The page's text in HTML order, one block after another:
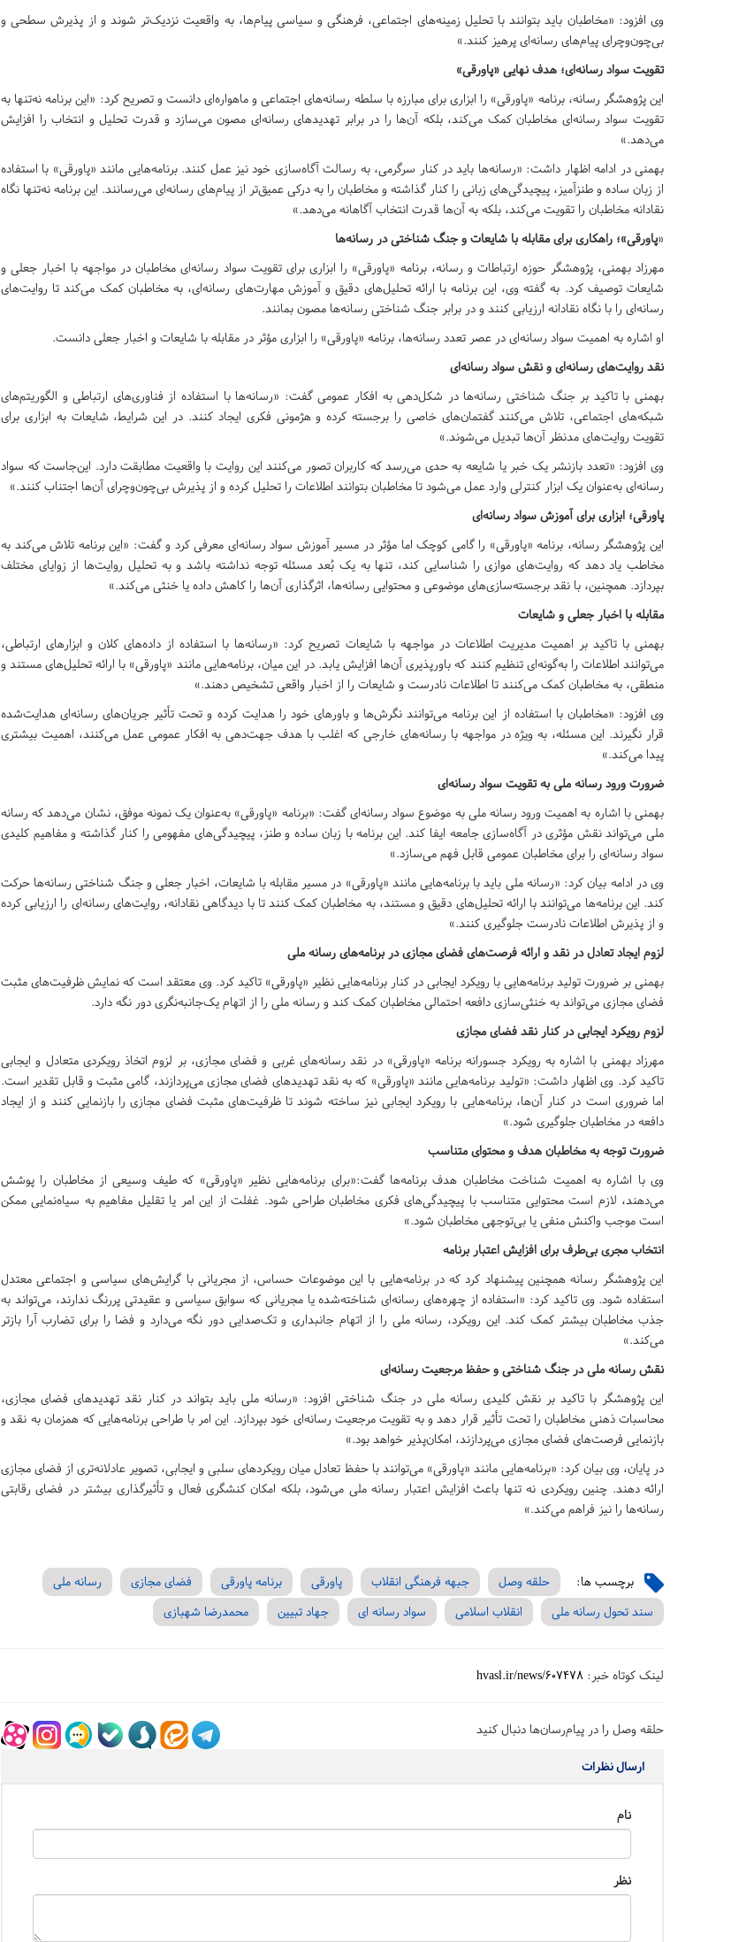
وی افزود: «مخاطبان باید بتوانند با تحلیل زمینه‌های اجتماعی، فرهنگی و سیاسی پیام‌ها، به واقعیت نزدیک‌تر شوند و از پذیرش سطحی و
بی‌چون‌وچرای پیام‌های رسانه‌ای پرهیز کنند.»
تقویت سواد رسانه‌ای؛ هدف نهایی «پاورقی»
این پژوهشگر رسانه، برنامه «پاورقی» را ابزاری برای مبارزه با سلطه رسانه‌های اجتماعی و ماهواره‌ای دانست و تصریح کرد: «این برنامه نه‌تنها به
تقویت سواد رسانه‌ای مخاطبان کمک می‌کند، بلکه آن‌ها را در برابر تهدیدهای رسانه‌ای مصون می‌سازد و قدرت تحلیل و انتخاب را افزایش
می‌دهد.»
بهمنی در ادامه اظهار داشت: «رسانه‌ها باید در کنار سرگرمی، به رسالت آگاه‌سازی خود نیز عمل کنند. برنامه‌هایی مانند «پاورقی» با استفاده
از زبان ساده و طنزآمیز، پیچیدگی‌های زبانی را کنار گذاشته و مخاطبان را به درکی عمیق‌تر از پیام‌های رسانه‌ای می‌رسانند. این برنامه نه‌تنها نگاه
نقادانه مخاطبان را تقویت می‌کند، بلکه به آن‌ها قدرت انتخاب آگاهانه می‌دهد.»
«پاورقی»؛ راهکاری برای مقابله با شایعات و جنگ شناختی در رسانه‌ها
مهرزاد بهمنی، پژوهشگر حوزه ارتباطات و رسانه، برنامه «پاورقی» را ابزاری برای تقویت سواد رسانه‌ای مخاطبان در مواجهه با اخبار جعلی و
شایعات توصیف کرد. به گفته وی، این برنامه با ارائه تحلیل‌های دقیق و آموزش مهارت‌های رسانه‌ای، به مخاطبان کمک می‌کند تا روایت‌های
رسانه‌ای را با نگاه نقادانه ارزیابی کنند و در برابر جنگ شناختی رسانه‌ها مصون بمانند.
او اشاره به اهمیت سواد رسانه‌ای در عصر تعدد رسانه‌ها، برنامه «پاورقی» را ابزاری مؤثر در مقابله با شایعات و اخبار جعلی دانست.
نقد روایت‌های رسانه‌ای و نقش سواد رسانه‌ای
بهمنی با تاکید بر جنگ شناختی رسانه‌ها در شکل‌دهی به افکار عمومی گفت: «رسانه‌ها با استفاده از فناوری‌های ارتباطی و الگوریتم‌های
شبکه‌های اجتماعی، تلاش می‌کنند گفتمان‌های خاصی را برجسته کرده و هژمونی فکری ایجاد کنند. در این شرایط، شایعات به ابزاری برای
تقویت روایت‌های مدنظر آن‌ها تبدیل می‌شوند.»
وی افزود: «تعدد بازنشر یک خبر یا شایعه به حدی می‌رسد که کاربران تصور می‌کنند این روایت با واقعیت مطابقت دارد. این‌جاست که سواد
رسانه‌ای به‌عنوان یک ابزار کنترلی وارد عمل می‌شود تا مخاطبان بتوانند اطلاعات را تحلیل کرده و از پذیرش بی‌چون‌وچرای آن‌ها اجتناب کنند.»
پاورقی؛ ابزاری برای آموزش سواد رسانه‌ای
این پژوهشگر رسانه، برنامه «پاورقی» را گامی کوچک اما مؤثر در مسیر آموزش سواد رسانه‌ای معرفی کرد و گفت: «این برنامه تلاش می‌کند به
مخاطب یاد دهد که روایت‌های موازی را شناسایی کند، تنها به یک بُعد مسئله توجه نداشته باشد و به تحلیل روایت‌ها از زوایای مختلف
بپردازد. همچنین، با نقد برجسته‌سازی‌های موضوعی و محتوایی رسانه‌ها، اثرگذاری آن‌ها را کاهش داده یا خنثی می‌کند.»
مقابله با اخبار جعلی و شایعات
بهمنی با تاکید بر اهمیت مدیریت اطلاعات در مواجهه با شایعات تصریح کرد: «رسانه‌ها با استفاده از داده‌های کلان و ابزارهای ارتباطی،
می‌توانند اطلاعات را به‌گونه‌ای تنظیم کنند که باورپذیری آن‌ها افزایش یابد. در این میان، برنامه‌هایی مانند «پاورقی» با ارائه تحلیل‌های مستند و
منطقی، به مخاطبان کمک می‌کنند تا اطلاعات نادرست و شایعات را از اخبار واقعی تشخیص دهند.»
وی افزود: «مخاطبان با استفاده از این برنامه می‌توانند نگرش‌ها و باورهای خود را هدایت کرده و تحت تأثیر جریان‌های رسانه‌ای هدایت‌شده
قرار نگیرند. این مسئله، به ویژه در مواجهه با رسانه‌های خارجی که اغلب با هدف جهت‌دهی به افکار عمومی عمل می‌کنند، اهمیت بیشتری
پیدا می‌کند.»
ضرورت ورود رسانه ملی به تقویت سواد رسانه‌ای
بهمنی با اشاره به اهمیت ورود رسانه ملی به موضوع سواد رسانه‌ای گفت: «برنامه «پاورقی» به‌عنوان یک نمونه موفق، نشان می‌دهد که رسانه
ملی می‌تواند نقش مؤثری در آگاه‌سازی جامعه ایفا کند. این برنامه با زبان ساده و طنز، پیچیدگی‌های مفهومی را کنار گذاشته و مفاهیم کلیدی
سواد رسانه‌ای را برای مخاطبان عمومی قابل فهم می‌سازد.»
وی در ادامه بیان کرد: «رسانه ملی باید با برنامه‌هایی مانند «پاورقی» در مسیر مقابله با شایعات، اخبار جعلی و جنگ شناختی رسانه‌ها حرکت
کند. این برنامه‌ها می‌توانند با ارائه تحلیل‌های دقیق و مستند، به مخاطبان کمک کنند تا با دیدگاهی نقادانه، روایت‌های رسانه‌ای را ارزیابی کرده
و از پذیرش اطلاعات نادرست جلوگیری کنند.»
لزوم ایجاد تعادل در نقد و ارائه فرصت‌های فضای مجازی در برنامه‌های رسانه ملی
بهمنی بر ضرورت تولید برنامه‌هایی با رویکرد ایجابی در کنار برنامه‌هایی نظیر «پاورقی» تاکید کرد. وی معتقد است که نمایش ظرفیت‌های مثبت
فضای مجازی می‌تواند به خنثی‌سازی دافعه احتمالی مخاطبان کمک کند و رسانه ملی را از اتهام یک‌جانبه‌نگری دور نگه دارد.
لزوم رویکرد ایجابی در کنار نقد فضای مجازی
مهرزاد بهمنی با اشاره به رویکرد جسورانه برنامه «پاورقی» در نقد رسانه‌های غربی و فضای مجازی، بر لزوم اتخاذ رویکردی متعادل و ایجابی
تاکید کرد. وی اظهار داشت: «تولید برنامه‌هایی مانند «پاورقی» که به نقد تهدیدهای فضای مجازی می‌پردازند، گامی مثبت و قابل تقدیر است.
اما ضروری است در کنار آن‌ها، برنامه‌هایی با رویکرد ایجابی نیز ساخته شوند تا ظرفیت‌های مثبت فضای مجازی را بازنمایی کنند و از ایجاد
دافعه در مخاطبان جلوگیری شود.»
ضرورت توجه به مخاطبان هدف و محتوای متناسب
وی با اشاره به اهمیت شناخت مخاطبان هدف برنامه‌ها گفت:«برای برنامه‌هایی نظیر «پاورقی» که طیف وسیعی از مخاطبان را پوشش
می‌دهند، لازم است محتوایی متناسب با پیچیدگی‌های فکری مخاطبان طراحی شود. غفلت از این امر یا تقلیل مفاهیم به سیاه‌نمایی ممکن
است موجب واکنش منفی یا بی‌توجهی مخاطبان شود.»
انتخاب مجری بی‌طرف برای افزایش اعتبار برنامه
این پژوهشگر رسانه همچنین پیشنهاد کرد که در برنامه‌هایی با این موضوعات حساس، از مجریانی با گرایش‌های سیاسی و اجتماعی معتدل
استفاده شود. وی تاکید کرد: «استفاده از چهره‌های رسانه‌ای شناخته‌شده یا مجریانی که سوابق سیاسی و عقیدتی پررنگ ندارند، می‌تواند به
جذب مخاطبان بیشتر کمک کند. این رویکرد، رسانه ملی را از اتهام جانبداری و تک‌صدایی دور نگه می‌دارد و فضا را برای تضارب آرا بازتر
می‌کند.»
نقش رسانه ملی در جنگ شناختی و حفظ مرجعیت رسانه‌ای
این پژوهشگر با تاکید بر نقش کلیدی رسانه ملی در جنگ شناختی افزود: «رسانه ملی باید بتواند در کنار نقد تهدیدهای فضای مجازی،
محاسبات ذهنی مخاطبان را تحت تأثیر قرار دهد و به تقویت مرجعیت رسانه‌ای خود بپردازد. این امر با طراحی برنامه‌هایی که همزمان به نقد و
بازنمایی فرصت‌های فضای مجازی می‌پردازند، امکان‌پذیر خواهد بود.»
در پایان، وی بیان کرد: «برنامه‌هایی مانند «پاورقی» می‌توانند با حفظ تعادل میان رویکردهای سلبی و ایجابی، تصویر عادلانه‌تری از فضای مجازی
ارائه دهند. چنین رویکردی نه تنها باعث افزایش اعتبار رسانه ملی می‌شود، بلکه امکان کنشگری فعال و تأثیرگذاری بیشتر در فضای رقابتی
رسانه‌ها را نیز فراهم می‌کند.»
برچسب ها: حلقه وصل جبهه فرهنگی انقلاب پاورقی برنامه پاورقی فضای مجازی
رسانه ملی
سند تحول رسانه ملی
انقلاب اسلامی سواد رسانه ای جهاد تبیین محمدرضا شهبازی
لینک کوتاه خبر: hvasl.ir/news/607478
حلقه وصل را در پیام‌رسان‌ها دنبال کنید
ارسال نظرات
نام
نظر